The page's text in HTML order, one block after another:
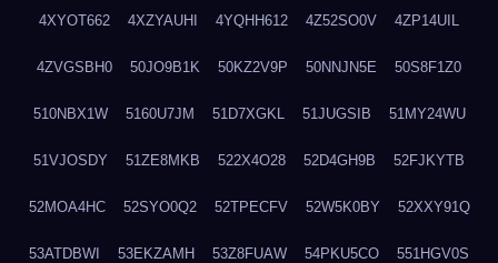
4XYOT662 4XZYAUHI 4YQHH612 4Z52SO0V 4ZP14UIL
4ZVGSBH0 50JO9B1K 50KZ2V9P 50NNJN5E 50S8F1Z0
510NBX1W 5160U7JM 51D7XGKL 51JUGSIB 51MY24WU
51VJOSDY 51ZE8MKB 522X4O28 52D4GH9B 52FJKYTB
52MOA4HC 52SYO0Q2 52TPECFV 52W5K0BY 52XXY91Q
53ATDBWI 53EKZAMH 53Z8FUAW 54PKU5CO 551HGV0S